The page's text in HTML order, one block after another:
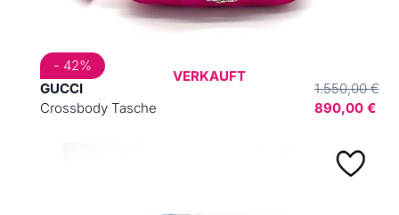
GUCCI
Crossbody Tasche
1.550,00 €
890,00 €
VERKAUFT
- 42%